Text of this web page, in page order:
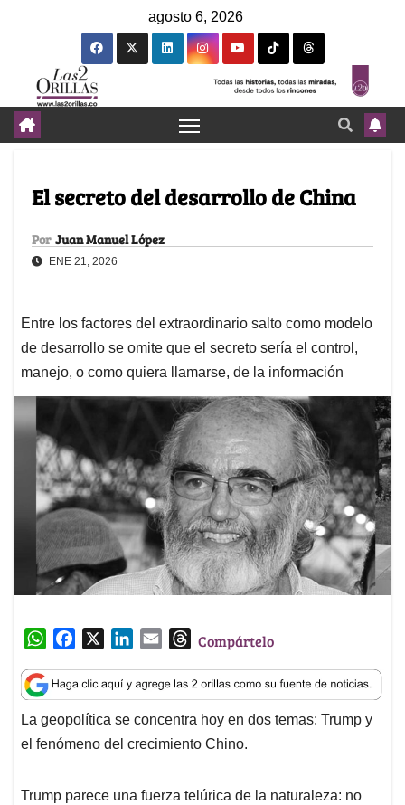
agosto 6, 2026
El secreto del desarrollo de China
Por Juan Manuel López
ENE 21, 2026
Entre los factores del extraordinario salto como modelo
de desarrollo se omite que el secreto sería el control,
manejo, o como quiera llamarse, de la información
W
a
t
s
A
p
c
e
b
o
k
n
k
e
d
n
a
i
l
T
r
e
a
d
Compártelo
La geopolítica se concentra hoy en dos temas: Trump y
el fenómeno del crecimiento Chino.
Trump parece una fuerza telúrica de la naturaleza: no